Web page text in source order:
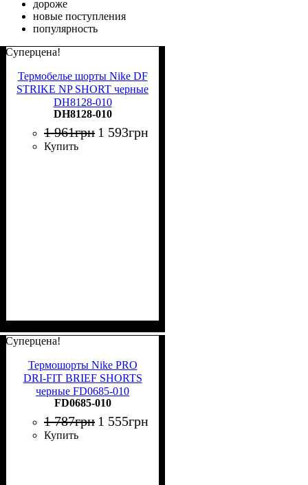
дороже
новые поступления
популярность
Суперцена!
Термобелье шорты Nike DF
STRIKE NP SHORT черные
DH8128-010
DH8128-010
1 961грн 1 593грн
Купить
Суперцена!
Термошорты Nike PRO
DRI-FIT BRIEF SHORTS
черные FD0685-010
FD0685-010
1 787грн 1 555грн
Купить